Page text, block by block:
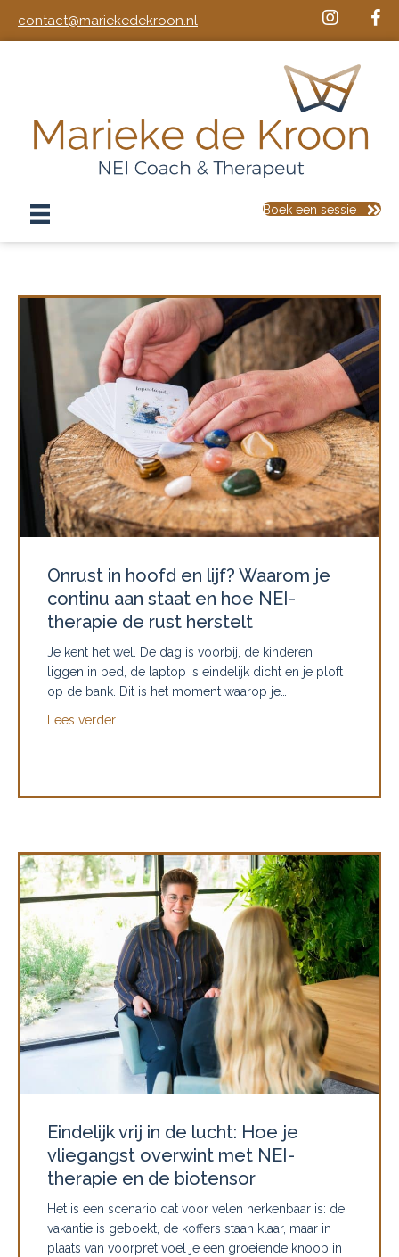
contact@mariekedekroon.nl
Boek een sessie
Onrust in hoofd en lijf? Waarom je
continu aan staat en hoe NEI-
therapie de rust herstelt
Je kent het wel. De dag is voorbij, de kinderen
liggen in bed, de laptop is eindelijk dicht en je ploft
op de bank. Dit is het moment waarop je…
Lees verderabout Onrust in hoofd en lijf? Waarom je continu
Eindelijk vrij in de lucht: Hoe je
vliegangst overwint met NEI-
therapie en de biotensor
Het is een scenario dat voor velen herkenbaar is: de
vakantie is geboekt, de koffers staan klaar, maar in
plaats van voorpret voel je een groeiende knoop in